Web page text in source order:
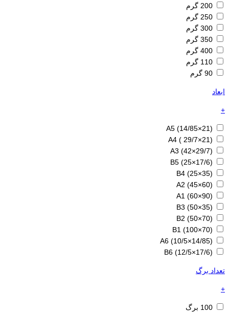
200 گرم
250 گرم
300 گرم
350 گرم
400 گرم
110 گرم
90 گرم
ابعاد
+
A5 (14/85×21)
A4 ( 29/7×21)
A3 (42×29/7)
B5 (25×17/6)
B4 (25×35)
A2 (45×60)
A1 (60×90)
B3 (50×35)
B2 (50×70)
B1 (100×70)
A6 (10/5×14/85)
B6 (12/5×17/6)
تعداد برگ
+
100 برگ